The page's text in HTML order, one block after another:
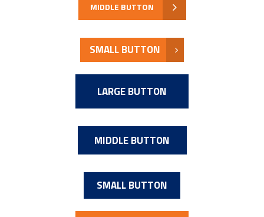
MIDDLE BUTTON
SMALL BUTTON
LARGE BUTTON
MIDDLE BUTTON
SMALL BUTTON